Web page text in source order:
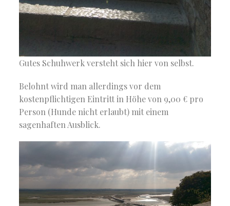
Gutes Schuhwerk versteht sich hier von selbst.
Belohnt wird man allerdings vor dem
kostenpflichtigen Eintritt in Höhe von 9,00 € pro
Person (Hunde nicht erlaubt) mit einem
sagenhaften Ausblick.